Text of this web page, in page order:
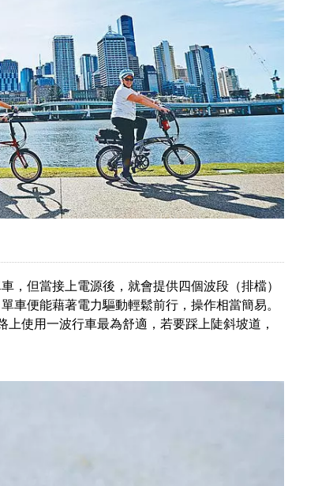
，但當接上電源後，就會提供四個波段（排檔）
車便能藉著電力驅動輕鬆前行，操作相當簡易。
使用一波行車最為舒適，若要踩上陡斜坡道，